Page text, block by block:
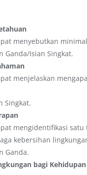
menyebutkan
Ganda/Isian Singkat.
menjelaskan
Singkat.
mengidentifikasi
kebersihan
Ganda.
bagi